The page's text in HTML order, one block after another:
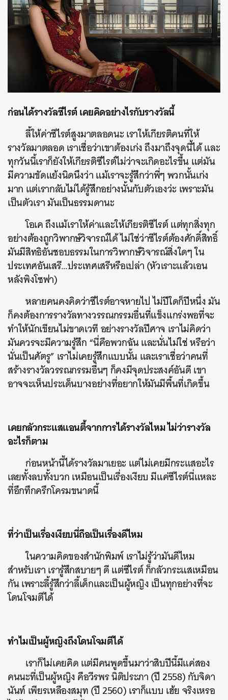
ก่อนได้รางวัลซีไรต์ เคยคิดอย่างไรกับรางวัลนี้
ลี้ให้ค่าซีไรต์สูงมาตลอดนะ เราให้เกียรติคนที่ให้
รางวัลมาตลอด เราเชื่อว่าเขาต้องเก่ง ถึงมาถึงจุดนี้ได้ และ
ทุกวันนี้เราก็ยังให้เกียรติซีไรต์ไม่ว่าจะเกิดอะไรขึ้น แต่มัน
มีความขัดแย้งนิดนึงว่า แม้เราจะรู้สึกว่าพี่ๆ พวกนั้นเก่ง
มาก แต่เรากลับไม่ได้รู้สึกอย่างนั้นกับตัวเองว่ะ เพราะมัน
เป็นตัวเรา มันเป็นธรรมดานะ
โอเค ถึงแม้เราให้ค่าและให้เกียรติซีไรต์ แต่ทุกสิ่งทุก
อย่างต้องถูกวิพากษ์วิจารณ์ได้ ไม่ใช่ว่าซีไรต์ต้องศักดิ์สิทธิ์
มันมีสิทธิอันชอบธรรมในการวิพากษ์วิจารณ์สิ่งใดๆ ใน
ประเทศอันเสรี…ประเทศเสรีหรือเปล่า (หัวเราะแล้วเอน
หลังพิงโซฟา)
หลายคนคงคิดว่าซีไรต์อาจหายไป ไม่ปีใดก็ปีหนึ่ง มัน
ก็คงต้องการรางวัลทางวรรณกรรมอื่นที่แข็งแกร่งพอที่จะ
ทำให้นักเขียนไม่ขาดเวที อย่างรางวัลปีศาจ เราไม่คิดว่า
มันควรจะมีความรู้สึก “นี่คือพวกฉัน และนั่นไม่ใช่ หรือว่า
นั่นเป็นศัตรู” เราไม่เคยรู้สึกแบบนั้น และเราเชื่อว่าคนที่
สร้างรางวัลวรรณกรรมอื่นๆ ก็คงมีจุดประสงค์อันดี เขา
อาจจะเห็นประเด็นบางอย่างที่อยากให้มันมีพื้นที่เกิดขึ้น
เคยกลัวกระแสแอนตี้จากการได้รางวัลไหม ไม่ว่ารางวัล
อะไรก็ตาม
ก่อนหน้านี้ได้รางวัลมาเยอะ แต่ไม่เคยมีกระแสอะไร
เลยทั้งลบทั้งบวก เหมือนเป็นเรื่องเงียบ มีแค่ซีไรต์นี่แหละ
ที่อึกทึกครึกโครมขนาดนี้
ที่ว่าเป็นเรื่องเงียบนี่ถือเป็นเรื่องดีไหม
ในความคิดของสำนักพิมพ์ เราไม่รู้ว่ามันดีไหม
สำหรับเรา เรารู้สึกสบายๆ ดี แต่ซีไรต์ ก็กลัวกระแสเหมือน
กัน เพราะลี้รู้สึกว่าลี้เด็กและเป็นผู้หญิง เป็นทุกอย่างที่จะ
โดนโจมตีได้
ทำไมเป็นผู้หญิงถึงโดนโจมตีได้
เราก็ไม่เคยคิด แต่มีคนพูดขึ้นมาว่าสิบปีนี้มีแค่สอง
คนนะที่เป็นผู้หญิง คือวีรพร นิติประภา (ปี 2558) กับจิดา
นันท์ เพียรเหลืองสมุท (ปี 2560) เราก็แบบ เฮ้ย จริงเหรอ